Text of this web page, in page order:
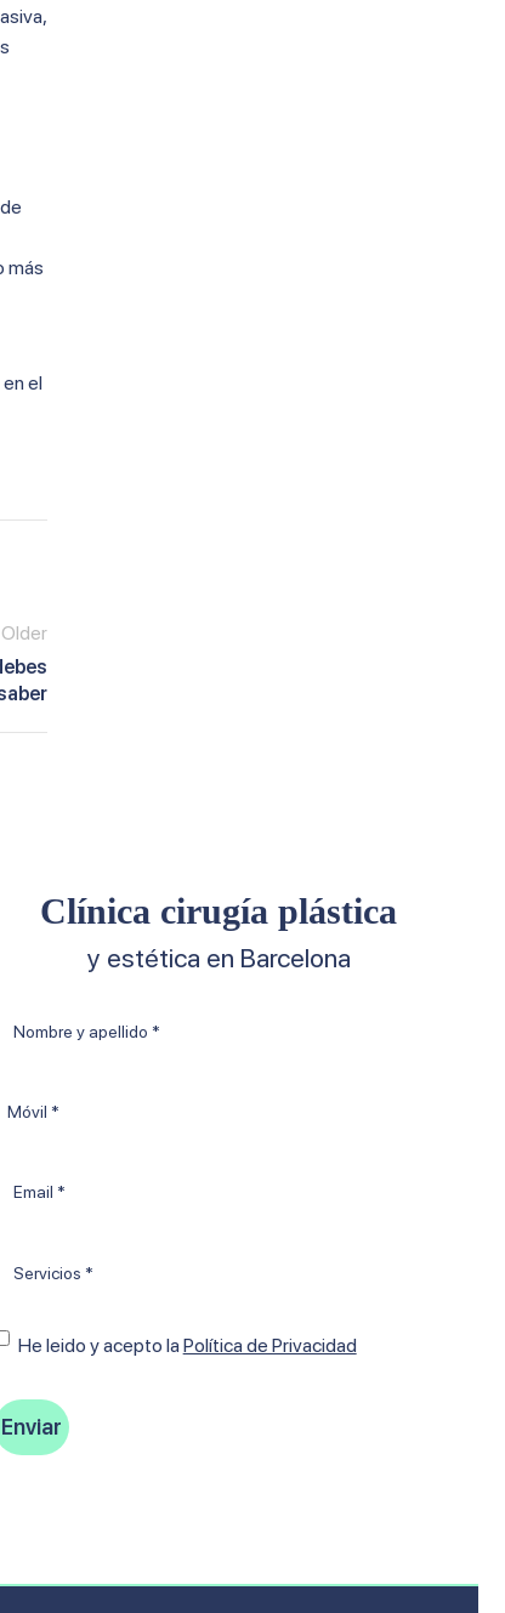
más
el
Older
Clínica cirugía plástica
y estética en Barcelona
He leido y acepto Ia Política de Privacidad